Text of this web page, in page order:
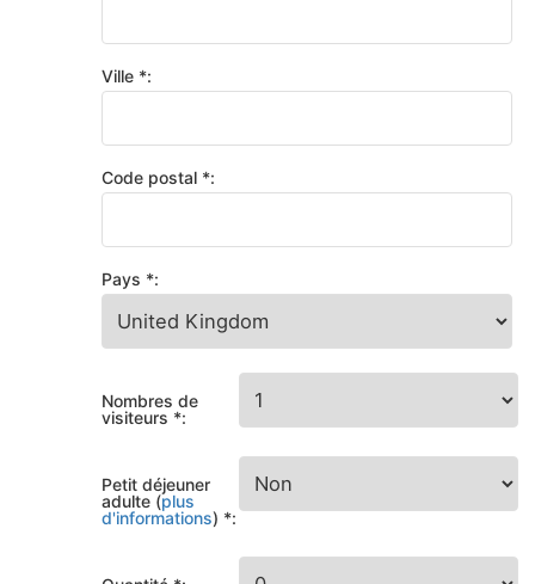
Ville *:
Code postal *:
Pays *:
Nombres de
visiteurs *:
Petit déjeuner
adulte (plus
d'informations) *: